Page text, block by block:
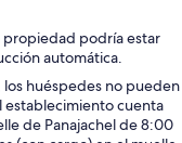
propiedad podría estar
automática.
huéspedes no pueden
establecimiento cuenta
de Panajachel de 8:00